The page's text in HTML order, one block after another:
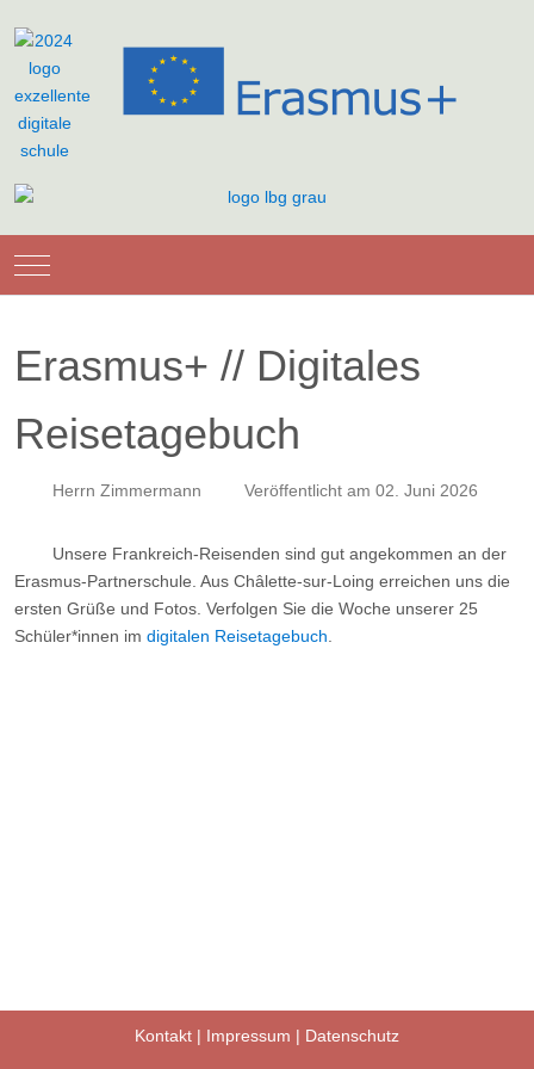
Mobile Menu Toggle
Erasmus+ // Digitales
Reisetagebuch
Herrn Zimmermann Veröffentlicht am 02. Juni 2026
Unsere Frankreich-Reisenden sind gut angekommen an der
Erasmus-Partnerschule. Aus Châlette-sur-Loing erreichen uns die
ersten Grüße und Fotos. Verfolgen Sie die Woche unserer 25
Schüler*innen im digitalen Reisetagebuch
Kontakt | Impressum | Datenschutz